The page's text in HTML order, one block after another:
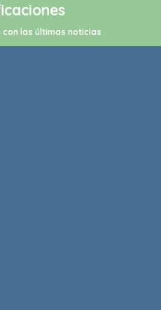
las últimas noticias